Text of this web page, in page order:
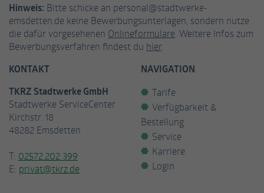
Hinweis: Bitte schicke an personal@stadtwerke-
emsdetten.de keine Bewerbungsunterlagen, sondern nutze
die dafür vorgesehenen Onlineformulare . Weitere Infos zum
Bewerbungsverfahren findest du hier.
KONTAKT
TKRZ Stadtwerke GmbH
Stadtwerke ServiceCenter
Kirchstr. 18
48282 Emsdetten
T: 02572.202 399
E: privat@tkrz.de
NAVIGATION
Tarife
Verfügbarkeit &
Bestellung
Service
Karriere
Login